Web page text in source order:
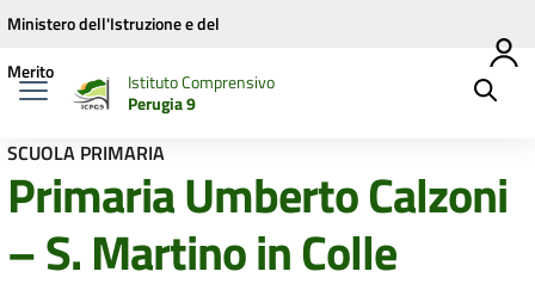
Vai ai contenuti
Vai al menu di navigazione
Vai al footer
Ministero dell'Istruzione e del
Merito
Istituto Comprensivo
Perugia 9
SCUOLA PRIMARIA
Primaria Umberto Calzoni
– S. Martino in Colle